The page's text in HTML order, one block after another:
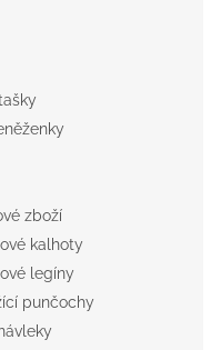
zboží
kalhoty
legíny
punčochy